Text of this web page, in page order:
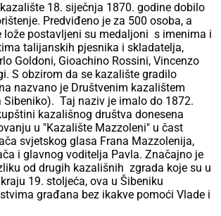
18. siječnja 1870. godine dobilo
Predviđeno je za 500 osoba, a
lože postavljeni su medaljoni s imenima i
talijanskih pjesnika i skladatelja,
Goldoni, Gioachino Rossini, Vincenzo
S obzirom da se kazalište gradilo
nazvano je Društvenim kazalištem
Sibeniko). Taj naziv je imalo do 1872.
kazališnog društva donesena
u "Kazalište Mazzoleni" u čast
svjetskog glasa Frana Mazzolenija,
i glavnog voditelja Pavla. Značajno je
od drugih kazališnih zgrada koje su u
19. stoljeća, ova u Šibeniku
građana bez ikakve pomoći Vlade i